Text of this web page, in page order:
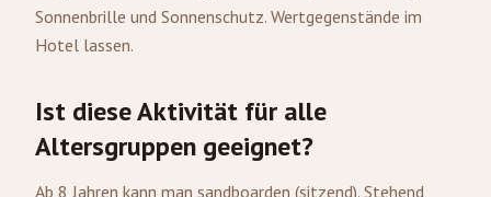
Sonnenbrille und Sonnenschutz. Wertgegenstände im
Hotel lassen.
Ist diese Aktivität für alle
Altersgruppen geeignet?
Ab 8 Jahren kann man sandboarden (sitzend). Stehend